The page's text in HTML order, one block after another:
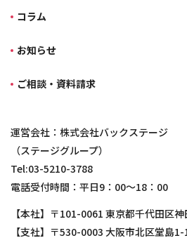
コラム
お知らせ
ご相談・資料請求
運営会社：株式会社バックステージ
（ステージグループ）
Tel:03-5210-3788
電話受付時間：平日9：00～18：00
【本社】〒101-0061 東京都千代田区
【支社】〒530-0003 大阪市北区堂島